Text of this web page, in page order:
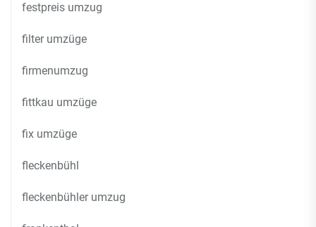
festpreis umzug
filter umzüge
firmenumzug
fittkau umzüge
fix umzüge
fleckenbühl
fleckenbühler umzug